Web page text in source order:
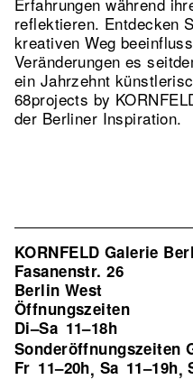
reflektieren. Entdecken
kreativen Weg
Veränderungen es
ein Jahrzehnt
68projects by
der Berliner Inspiration.
KORNFELD Galerie
Fasanenstr. 26
Berlin West
Öffnungszeiten
Di–Sa 11–18h
Sonderöffnungszeiten
Fr 11–20h, Sa 11–19h,